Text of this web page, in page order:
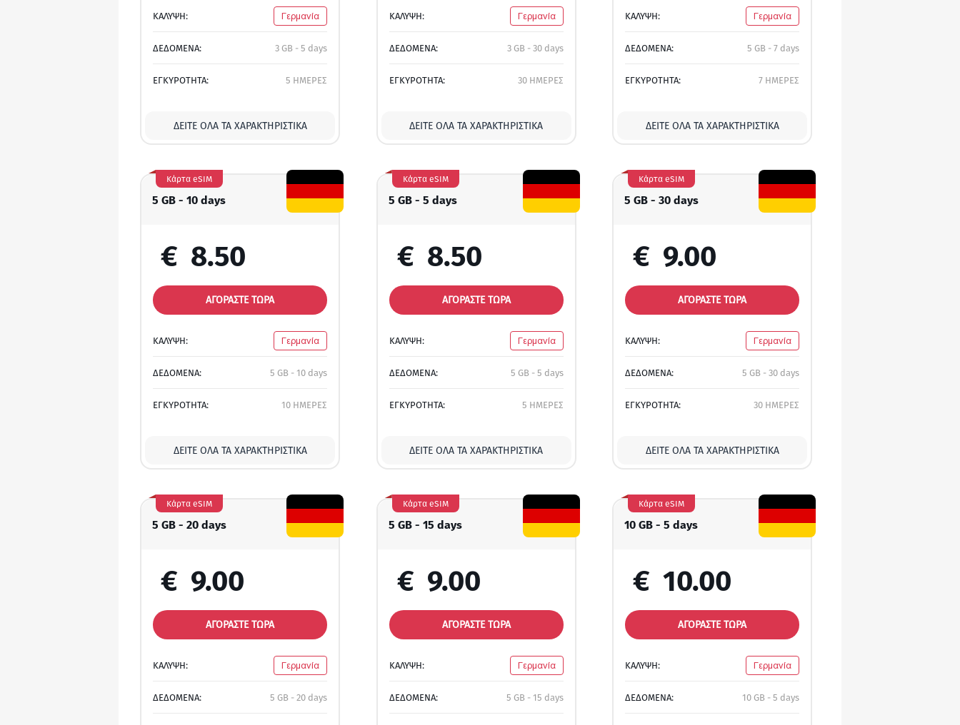
ΚΑΛΥΨΗ: Γερμανία
ΔΕΔΟΜΕΝΑ: 3 GB - 5 days
ΕΓΚΥΡΟΤΗΤΑ: 5 ΗΜΕΡΕΣ
ΔΕΊΤΕ ΌΛΑ ΤΑ ΧΑΡΑΚΤΗΡΙΣΤΙΚΆ
ΚΑΛΥΨΗ: Γερμανία
ΔΕΔΟΜΕΝΑ: 3 GB - 30 days
ΕΓΚΥΡΟΤΗΤΑ: 30 ΗΜΕΡΕΣ
ΔΕΊΤΕ ΌΛΑ ΤΑ ΧΑΡΑΚΤΗΡΙΣΤΙΚΆ
ΚΑΛΥΨΗ: Γερμανία
ΔΕΔΟΜΕΝΑ: 5 GB - 7 days
ΕΓΚΥΡΟΤΗΤΑ: 7 ΗΜΕΡΕΣ
ΔΕΊΤΕ ΌΛΑ ΤΑ ΧΑΡΑΚΤΗΡΙΣΤΙΚΆ
5 GB - 10 days
Κάρτα eSIM
€ 8.50
ΑΓΟΡΑΣΤΕ ΤΩΡΑ
ΚΑΛΥΨΗ: Γερμανία
ΔΕΔΟΜΕΝΑ: 5 GB - 10 days
ΕΓΚΥΡΟΤΗΤΑ: 10 ΗΜΕΡΕΣ
ΔΕΊΤΕ ΌΛΑ ΤΑ ΧΑΡΑΚΤΗΡΙΣΤΙΚΆ
5 GB - 5 days
Κάρτα eSIM
€ 8.50
ΑΓΟΡΑΣΤΕ ΤΩΡΑ
ΚΑΛΥΨΗ: Γερμανία
ΔΕΔΟΜΕΝΑ: 5 GB - 5 days
ΕΓΚΥΡΟΤΗΤΑ: 5 ΗΜΕΡΕΣ
ΔΕΊΤΕ ΌΛΑ ΤΑ ΧΑΡΑΚΤΗΡΙΣΤΙΚΆ
5 GB - 30 days
Κάρτα eSIM
€ 9.00
ΑΓΟΡΑΣΤΕ ΤΩΡΑ
ΚΑΛΥΨΗ: Γερμανία
ΔΕΔΟΜΕΝΑ: 5 GB - 30 days
ΕΓΚΥΡΟΤΗΤΑ: 30 ΗΜΕΡΕΣ
ΔΕΊΤΕ ΌΛΑ ΤΑ ΧΑΡΑΚΤΗΡΙΣΤΙΚΆ
5 GB - 20 days
Κάρτα eSIM
€ 9.00
ΑΓΟΡΑΣΤΕ ΤΩΡΑ
ΚΑΛΥΨΗ: Γερμανία
ΔΕΔΟΜΕΝΑ: 5 GB - 20 days
5 GB - 15 days
Κάρτα eSIM
€ 9.00
ΑΓΟΡΑΣΤΕ ΤΩΡΑ
ΚΑΛΥΨΗ: Γερμανία
ΔΕΔΟΜΕΝΑ: 5 GB - 15 days
10 GB - 5 days
Κάρτα eSIM
€ 10.00
ΑΓΟΡΑΣΤΕ ΤΩΡΑ
ΚΑΛΥΨΗ: Γερμανία
ΔΕΔΟΜΕΝΑ: 10 GB - 5 days